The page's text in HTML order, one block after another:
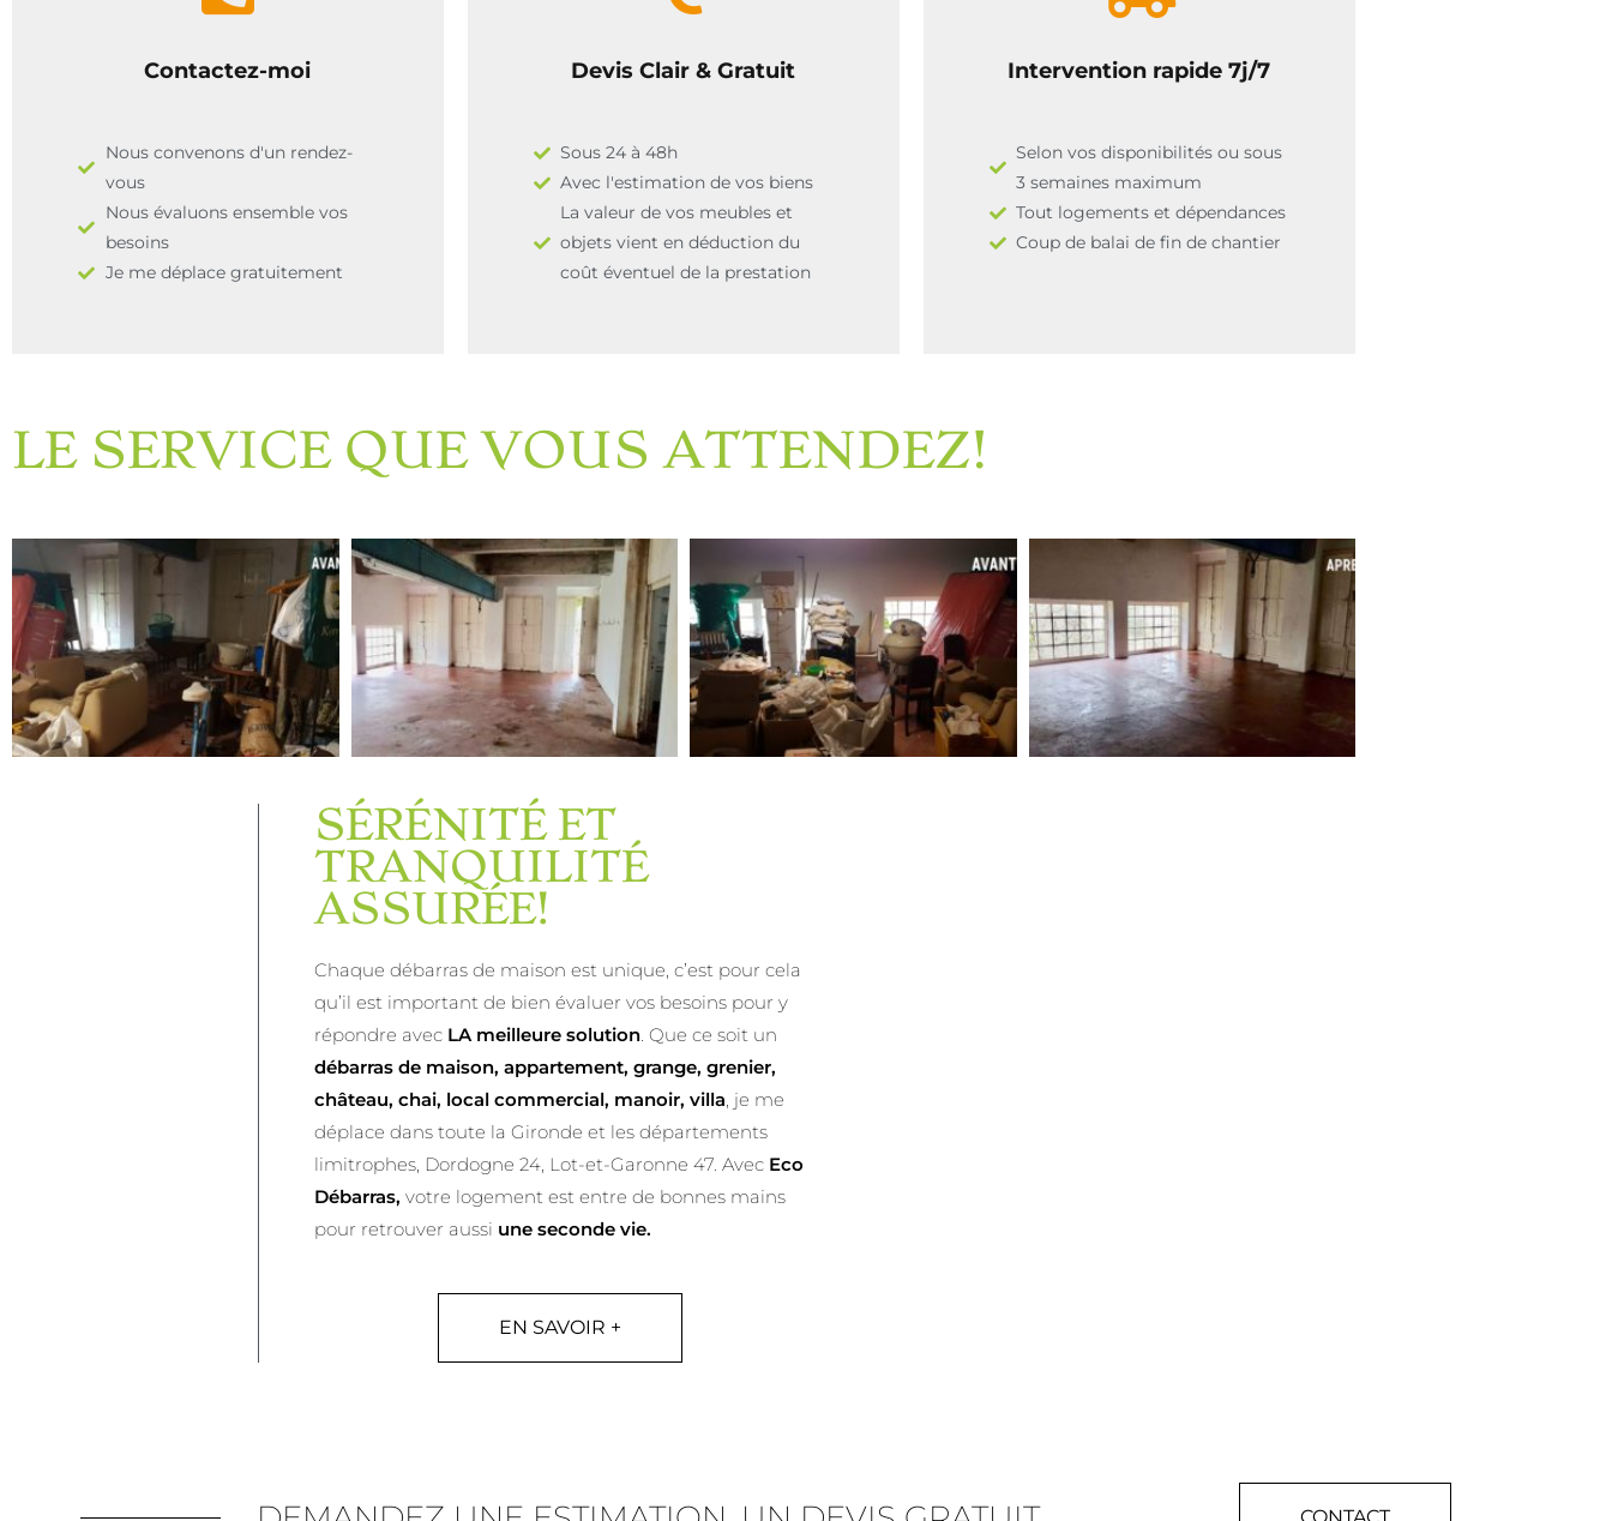
Contactez-moi
Nous convenons d'un rendez-
vous
Nous évaluons ensemble vos
besoins
Je me déplace gratuitement
Devis Clair & Gratuit
Sous 24 à 48h
Avec l'estimation de vos biens
La valeur de vos meubles et
objets vient en déduction du
coût éventuel de la prestation
Intervention rapide 7j/7
Selon vos disponibilités ou sous
3 semaines maximum
Tout logements et dépendances
Coup de balai de fin de chantier
LE SERVICE QUE VOUS ATTENDEZ!
SÉRÉNITÉ ET
TRANQUILITÉ
ASSURÉE!
Chaque débarras de maison est unique, c’est pour cela
qu’il est important de bien évaluer vos besoins pour y
répondre avec LA meilleure solution. Que ce soit un
débarras de maison, appartement, grange, grenier,
château, chai, local commercial, manoir, villa, je me
déplace dans toute la Gironde et les départements
limitrophes, Dordogne 24, Lot-et-Garonne 47. Avec Eco
Débarras, votre logement est entre de bonnes mains
pour retrouver aussi une seconde vie.
EN SAVOIR +